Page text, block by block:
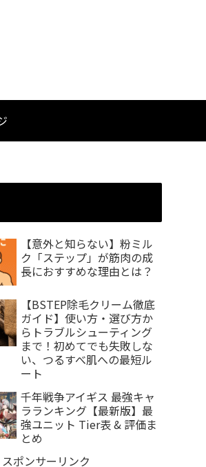
【意外と知らない】粉ミル
ク「ステップ」が筋肉の成
長におすすめな理由とは？
【BSTEP除毛クリーム徹底
ガイド】使い方・選び方か
らトラブルシューティング
まで！初めてでも失敗しな
い、つるすべ肌への最短ル
ート
千年戦争アイギス 最強キャ
ラランキング【最新版】最
強ユニット Tier表 & 評価ま
とめ
スポンサーリンク